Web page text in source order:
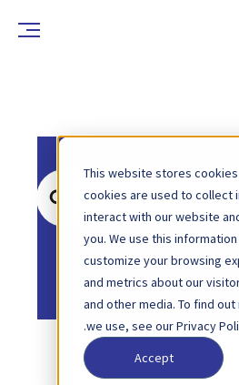
This website stores
cookies are used to collect
interact with our website
you. We use this
customize your browsing
and metrics about our
and other media. To find
we use, see our Privacy
Accept
الرئيسية
قاعدة المعرفة
الفوترة الإلكترونية